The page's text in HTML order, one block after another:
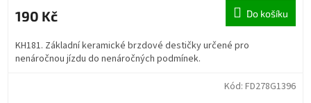
190 Kč Do košíku
KH181. Základní keramické brzdové destičky určené pro
nenáročnou jízdu do nenáročných podmínek.
Kód: FD278G1396